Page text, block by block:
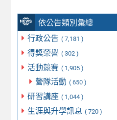
依公告類別彙總
行政公告 ( 7,181 )
得獎榮譽 ( 302 )
活動競賽 ( 1,905 )
營隊活動 ( 650 )
研習講座 ( 1,044 )
生涯與升學訊息 ( 720 )